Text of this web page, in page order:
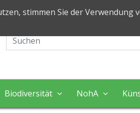
stimmen Sie der Verwendung
Impressum
Biodiversität NohA